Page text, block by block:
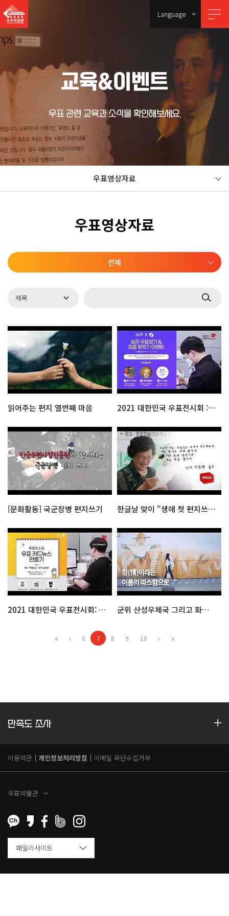
Language
교육&이벤트
우표 관련 교육과 소식을 확인해보세요.
우표영상자료
우표영상자료
전체
읽어주는 편지 열번째 마음 2021 대한민국 우표전시회 : 숨은 우표찾기 & 퍼즐맞추기
[문화활동] 국군장병 편지쓰기 한글날 맞이 "생애 첫 편지쓰기" 캠페인
2021 대한민국 우표전시회: 우표카드뉴스만들기 군위 산성우체국 그리고 화본역
6 7 8 9 10
만족도 조사
이용약관 개인정보처리방침 이메일 무단수집거부
우표박물관